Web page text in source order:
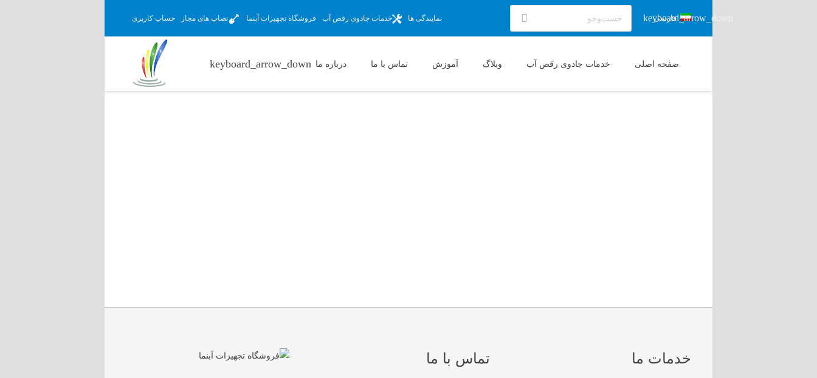
فارسی نمایندگی ها خدمات جادوی رقص آب فروشگاه تجهیزات آبنما نصاب های مجاز حساب کاربری
صفحه اصلی خدمات جادوی رقص آب وبلاگ آموزش تماس با ما درباره ما
خدمات ما تماس با ما